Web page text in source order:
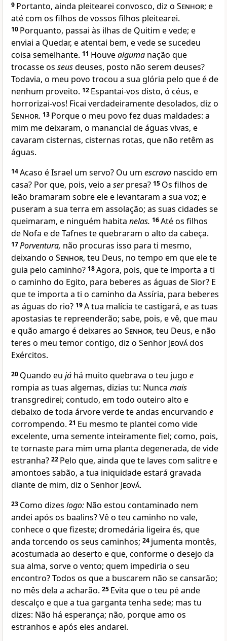
9 Portanto, ainda pleitearei convosco, diz o Senhor; e
até com os filhos de vossos filhos pleitearei.
10 Porquanto, passai às ilhas de Quitim e vede; e
enviai a Quedar, e atentai bem, e vede se sucedeu
coisa semelhante. 11 Houvealguma nação que
trocasse os seusdeuses, posto não serem deuses?
Todavia, o meu povo trocou a sua glória pelo que é de
nenhum proveito. 12 Espantai-vos disto, ó céus, e
horrorizai-vos! Ficai verdadeiramente desolados, diz o
Senhor. 13 Porque o meu povo fez duas maldades: a
mim me deixaram, o manancial de águas vivas, e
cavaram cisternas, cisternas rotas, que não retêm as
águas.
14Acaso é Israel um servo? Ou um escravo nascido em
casa? Por que, pois, veio a serpresa? 15 Os filhos de
leão bramaram sobre ele e levantaram a sua voz; e
puseram a sua terra em assolação; as suas cidades se
queimaram, e ninguém habita nelas. 16Até os filhos
de Nofa e de Tafnes te quebraram o alto da cabeça.
17Porventura, não procuras isso para ti mesmo,
deixando o Senhor, teu Deus, no tempo em que ele te
guia pelo caminho? 18Agora, pois, que te importa a ti
o caminho do Egito, para beberes as águas de Sior? E
que te importa a ti o caminho da Assíria, para beberes
as águas do rio? 19A tua malícia te castigará, e as tuas
apostasias te repreenderão; sabe, pois, e vê, que mau
e quão amargo é deixares ao Senhor, teu Deus, e não
teres o meu temor contigo, diz o Senhor Jeovádos
Exércitos.
20 Quando eu já há muito quebrava o teu jugo e
rompia as tuas algemas, dizias tu: Nunca mais
transgredirei; contudo, em todo outeiro alto e
debaixo de toda árvore verde te andas encurvando e
corrompendo. 21 Eu mesmo te plantei como vide
excelente, uma semente inteiramente fiel; como, pois,
te tornaste para mim uma planta degenerada, de vide
estranha? 22 Pelo que, ainda que te laves com salitre e
amontoes sabão, a tua iniquidade estará gravada
diante de mim, diz o Senhor Jeová.
23 Como dizes logo: Não estou contaminado nem
andei após os baalins? Vê o teu caminho no vale,
conhece o que fizeste; dromedária ligeira és, que
anda torcendo os seus caminhos; 24 jumenta montês,
acostumada ao deserto e que, conforme o desejo da
sua alma, sorve o vento; quem impediria o seu
encontro? Todos os que a buscarem não se cansarão;
no mês dela a acharão. 25 Evita que o teu pé ande
descalço e que a tua garganta tenha sede; mas tu
dizes: Não há esperança; não, porque amo os
estranhos e após eles andarei.